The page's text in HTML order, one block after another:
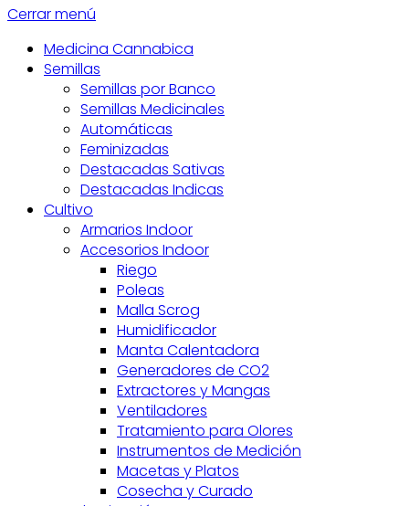
Cerrar menú
Medicina Cannabica
Semillas
Semillas por Banco
Semillas Medicinales
Automáticas
Feminizadas
Destacadas Sativas
Destacadas Indicas
Cultivo
Armarios Indoor
Accesorios Indoor
Riego
Poleas
Malla Scrog
Humidificador
Manta Calentadora
Generadores de CO2
Extractores y Mangas
Ventiladores
Tratamiento para Olores
Instrumentos de Medición
Macetas y Platos
Cosecha y Curado